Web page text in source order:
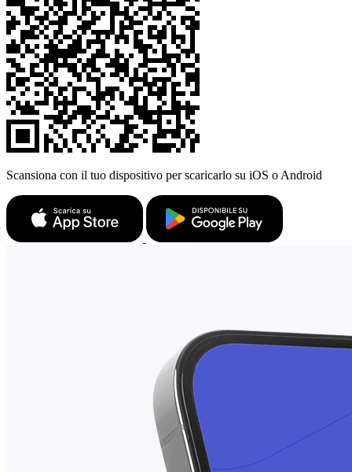
Scansiona con il tuo dispositivo per scaricarlo su iOS o Android